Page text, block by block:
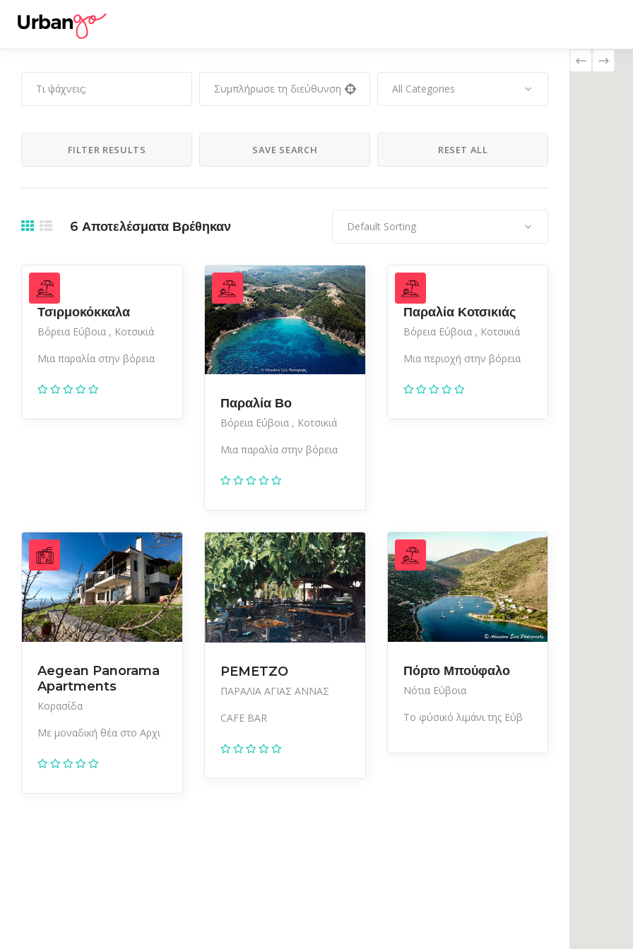
All Categories
FILTER RESULTS SAVE SEARCH RESET ALL
6 Αποτελέσματα Βρέθηκαν Default Sorting
Τσιρμοκόκκαλα
Βόρεια Εύβοια
Κοτσικιά
Μια παραλία στην βόρεια
Παραλία Βο
Βόρεια Εύβοια
Κοτσικιά
Μια παραλία στην βόρεια
Παραλία Κοτσικιάς
Βόρεια Εύβοια
Κοτσικιά
Μια περιοχή στην βόρεια
Aegean Panorama
Apartments
Κορασίδα
Με μοναδική θέα στο Αρχι
PEMETZO
ΠΑΡΑΛΙΑ ΑΓΙΑΣ ΑΝΝΑΣ
CAFE BAR
Πόρτο Μπούφαλο
Νότια Εύβοια
Το φύσικό λιμάνι της Εύβ